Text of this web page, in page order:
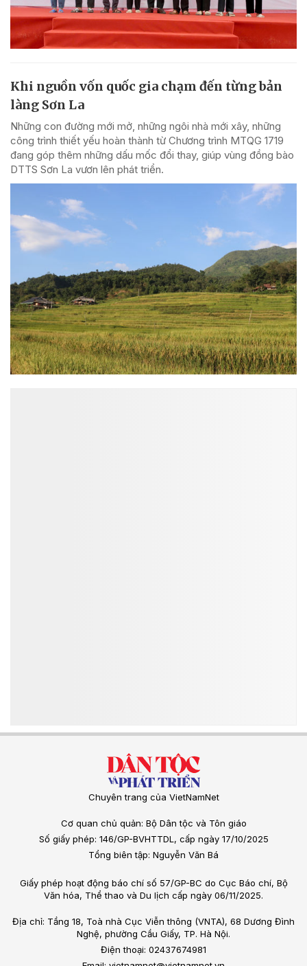
Khi nguồn vốn quốc gia chạm đến từng bản
làng Sơn La
Những con đường mới mở, những ngôi nhà mới xây, những
công trình thiết yếu hoàn thành từ Chương trình MTQG 1719
đang góp thêm những dấu mốc đổi thay, giúp vùng đồng bào
DTTS Sơn La vươn lên phát triển.
Chuyên trang của VietNamNet
Cơ quan chủ quản: Bộ Dân tộc và Tôn giáo
Số giấy phép: 146/GP-BVHTTDL, cấp ngày 17/10/2025
Tổng biên tập: Nguyễn Văn Bá
Giấy phép hoạt động báo chí số 57/GP-BC do Cục Báo chí, Bộ
Văn hóa, Thể thao và Du lịch cấp ngày 06/11/2025.
Địa chỉ: Tầng 18, Toà nhà Cục Viễn thông (VNTA), 68 Dương Đình
Nghệ, phường Cầu Giấy, TP. Hà Nội.
Điện thoại: 02437674981